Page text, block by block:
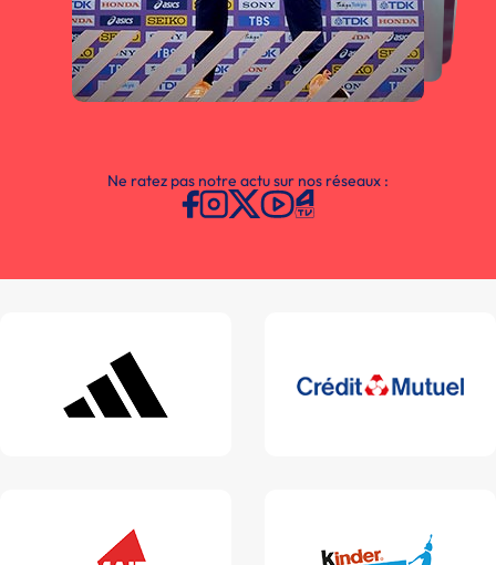
Ne ratez pas notre actu sur nos réseaux :